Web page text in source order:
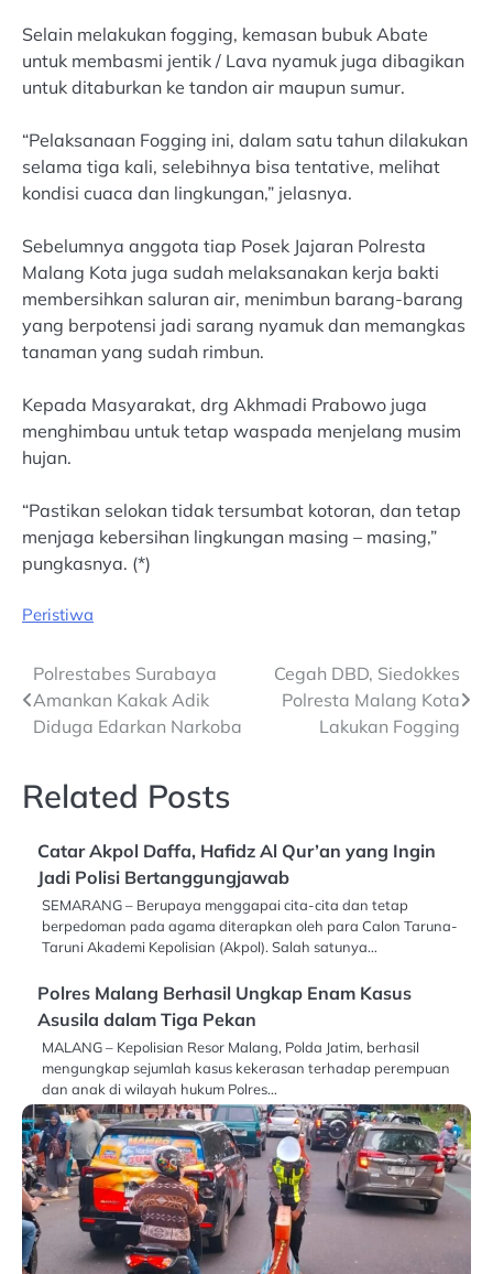
Selain melakukan fogging, kemasan bubuk Abate
untuk membasmi jentik / Lava nyamuk juga dibagikan
untuk ditaburkan ke tandon air maupun sumur.
“Pelaksanaan Fogging ini, dalam satu tahun dilakukan
selama tiga kali, selebihnya bisa tentative, melihat
kondisi cuaca dan lingkungan,” jelasnya.
Sebelumnya anggota tiap Posek Jajaran Polresta
Malang Kota juga sudah melaksanakan kerja bakti
membersihkan saluran air, menimbun barang-barang
yang berpotensi jadi sarang nyamuk dan memangkas
tanaman yang sudah rimbun.
Kepada Masyarakat, drg Akhmadi Prabowo juga
menghimbau untuk tetap waspada menjelang musim
hujan.
“Pastikan selokan tidak tersumbat kotoran, dan tetap
menjaga kebersihan lingkungan masing – masing,”
pungkasnya. (*)
Peristiwa
Post
navigation
Polrestabes Surabaya
Amankan Kakak Adik
Diduga Edarkan Narkoba
Cegah DBD, Siedokkes
Polresta Malang Kota
Lakukan Fogging
Related Posts
Catar Akpol Daffa, Hafidz Al Qur’an yang Ingin
Jadi Polisi Bertanggungjawab
SEMARANG – Berupaya menggapai cita-cita dan tetap
berpedoman pada agama diterapkan oleh para Calon Taruna-
Taruni Akademi Kepolisian (Akpol). Salah satunya…
Polres Malang Berhasil Ungkap Enam Kasus
Asusila dalam Tiga Pekan
MALANG – Kepolisian Resor Malang, Polda Jatim, berhasil
mengungkap sejumlah kasus kekerasan terhadap perempuan
dan anak di wilayah hukum Polres…